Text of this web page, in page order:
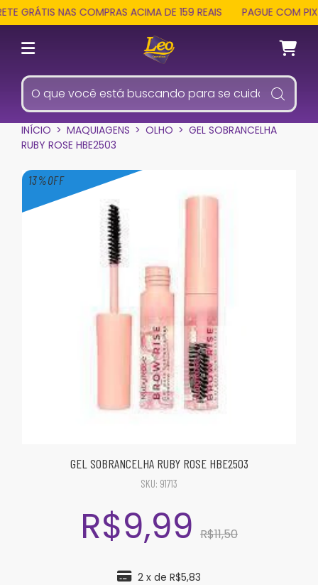
GRÁTIS NAS COMPRAS ACIMA DE 159 REAIS PAGUE COM PIX
INÍCIO > MAQUIAGENS > OLHO > GEL SOBRANCELHA
RUBY ROSE HBE2503
13%OFF
GEL SOBRANCELHA RUBY ROSE HBE2503
SKU: 91713
R$9,99 R$11,50
2 x de R$5,83